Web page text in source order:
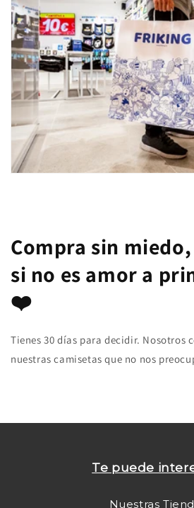
Compra sin
si no es amor a
❤️
Tienes 30 días para decidir. Nosotros
nuestras camisetas que no nos
Te puede
Nuestras